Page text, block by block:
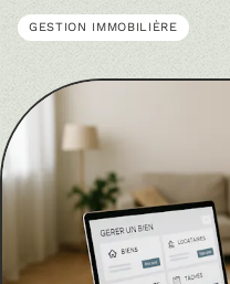
GESTION IMMOBILIÈRE